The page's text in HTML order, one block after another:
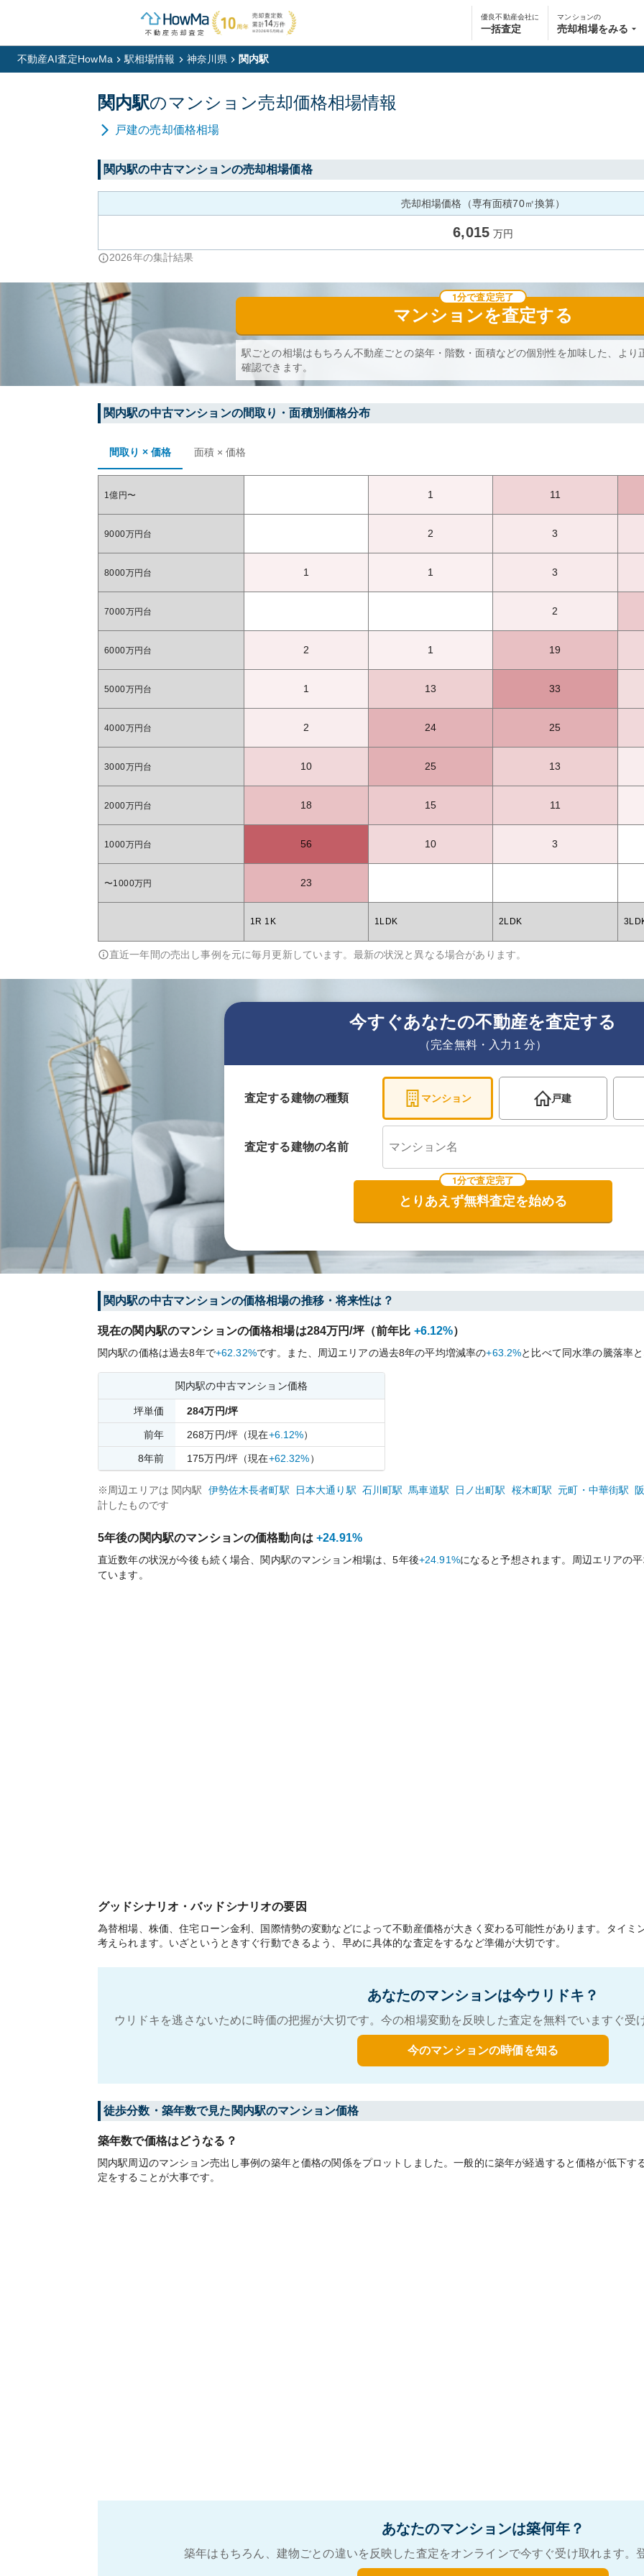
優良不動産会社に
一括査定
マンションの
売却相場をみる
不動産AI査定HowMa 駅相場情報 神奈川県 関内駅
関内駅のマンション売却価格相場情報
戸建の売却価格相場
関内駅の中古マンションの売却相場価格
売却相場価格（専有面積70㎡換算）
6,015 万円
2026年の集計結果
マンションを査定する
1分で査定完了
駅ごとの相場はもちろん不動産ごとの築年・階数・面積などの個別性を加味した、より
確認できます。
関内駅の中古マンションの間取り・面積別価格分布
間取り × 価格 面積 × 価格
1億円〜 1 11
9000万円台 2 3
8000万円台 1 1 3
7000万円台 2
6000万円台 2 1 19
5000万円台 1 13 33
4000万円台 2 24 25
3000万円台 10 25 13
2000万円台 18 15 11
1000万円台 56 10 3
〜1000万円 23
1R 1K 1LDK 2LDK
直近一年間の売出し事例を元に毎月更新しています。最新の状況と異なる場合があります。
今すぐあなたの不動産を査定する
（完全無料・入力１分）
査定する建物の種類 マンション 戸建
査定する建物の名前
1分で査定完了
とりあえず無料査定を始める
関内駅の中古マンションの価格相場の推移・将来性は？
現在の関内駅のマンションの価格相場は284万円/坪（前年比 +6.12%）
関内駅の価格は過去8年で+62.32%です。 また、周辺エリアの過去8年の平均増減率の+63.2%と比べて同水準の騰落率
関内駅の中古マンション価格
坪単価 284万円/坪
前年 268万円/坪 （現在+6.12%）
8年前 175万円/坪 （現在+62.32%）
※周辺エリアは 関内駅 伊勢佐木長者町駅 日本大通り 駅 石川町駅 馬車道駅 日ノ出町駅 桜木町駅 元町・中華街駅
計したものです
5年後の関内駅のマンションの価格動向は +24.91%
直近数年の状況が今後も続く場合、 関内駅のマンション相場は、5年後+24.91%になると予想されます。周辺エリアの
ています。
グッドシナリオ・バッドシナリオの要因
為替相場、株価、住宅ローン金利、国際情勢の変動などによって不動産価格が大きく変わる可能性があります。タイミ
考えられます。いざというときすぐ行動できるよう、早めに具体的な査定をするなど準備が大切です。
あなたのマンションは今ウリドキ？
ウリドキを逃さないために時価の把握が大切です。今の相場変動を反映した査定を無料でいますぐ
今のマンションの時価を知る
徒歩分数・築年数で見た関内駅のマンション価格
築年数で価格はどうなる？
関内駅周辺のマンション売出し事例の築年と価格の関係をプロットしました。一般的に築年が経過すると価格が低下
定をすることが大事です。
あなたのマンションは築何年？
築年はもちろん、建物ごとの違いを反映した査定をオンラインで今すぐ受け取れます。